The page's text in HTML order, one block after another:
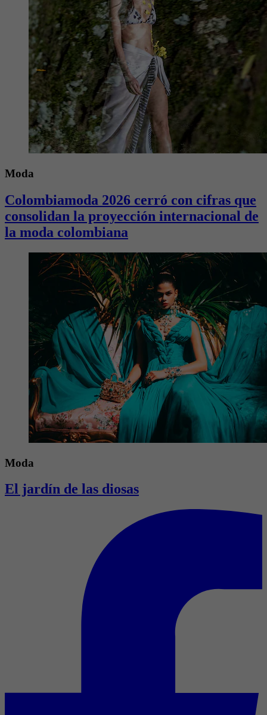
Moda
Colombiamoda 2026 cerró con cifras que
consolidan la proyección internacional de
la moda colombiana
Moda
El jardín de las diosas